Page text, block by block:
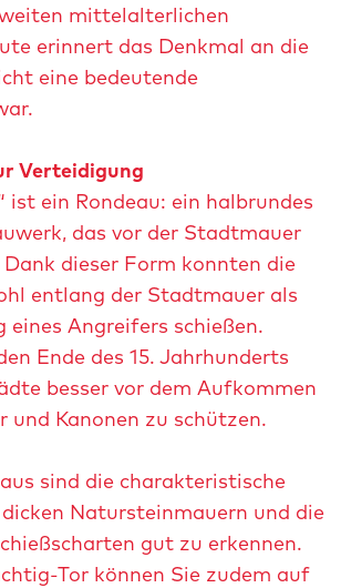
mittelalterlichen
erinnert das Denkmal an die
eine bedeutende
Verteidigung
ist ein Rondeau: ein halbrundes
das vor der Stadtmauer
dieser Form konnten die
entlang der Stadtmauer als
eines Angreifers schießen.
Ende des 15. Jahrhunderts
besser vor dem Aufkommen
und Kanonen zu schützen.
aus sind die charakteristische
Natursteinmauern und die
gut zu erkennen.
Tor können Sie zudem auf